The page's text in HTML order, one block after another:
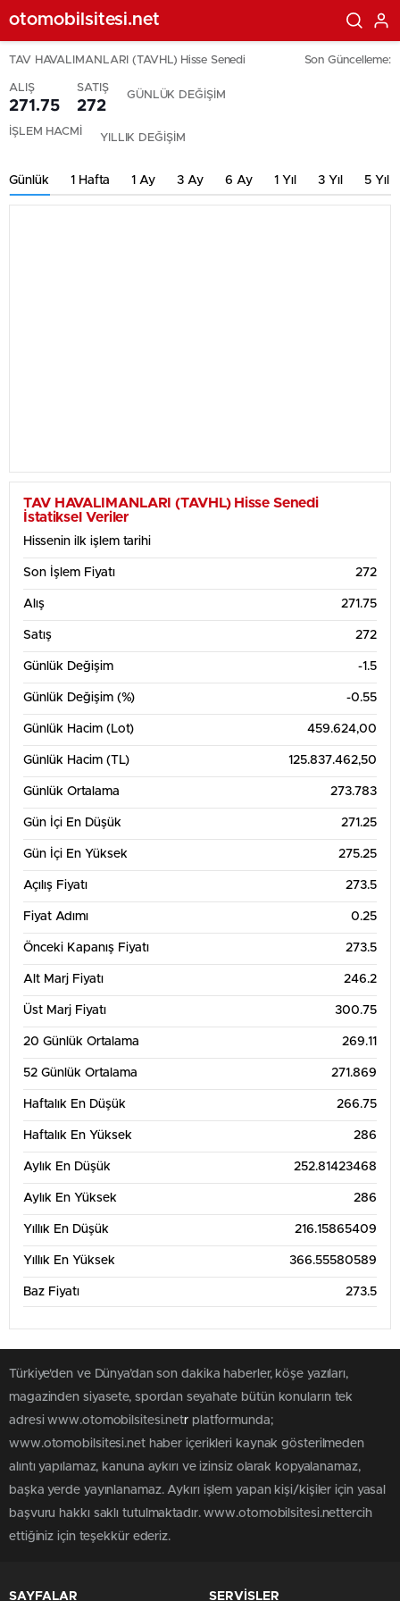
otomobilsitesi.net
TAV HAVALIMANLARI (TAVHL) Hisse Senedi Son Güncelleme:
ALIŞ
271.75
SATIŞ
272
GÜNLÜK DEĞİŞİM
İŞLEM HACMİ YILLIK DEĞİŞİM
Günlük 1 Hafta 1 Ay 3 Ay 6 Ay 1 Yıl 3 Yıl 5 Yıl
TAV HAVALIMANLARI (TAVHL) Hisse Senedi
İstatiksel Veriler
Hissenin ilk işlem tarihi
Son İşlem Fiyatı 272
Alış 271.75
Satış 272
Günlük Değişim -1.5
Günlük Değişim (%) -0.55
Günlük Hacim (Lot) 459.624,00
Günlük Hacim (TL) 125.837.462,50
Günlük Ortalama 273.783
Gün İçi En Düşük 271.25
Gün İçi En Yüksek 275.25
Açılış Fiyatı 273.5
Fiyat Adımı 0.25
Önceki Kapanış Fiyatı 273.5
Alt Marj Fiyatı 246.2
Üst Marj Fiyatı 300.75
20 Günlük Ortalama 269.11
52 Günlük Ortalama 271.869
Haftalık En Düşük 266.75
Haftalık En Yüksek 286
Aylık En Düşük 252.81423468
Aylık En Yüksek 286
Yıllık En Düşük 216.15865409
Yıllık En Yüksek 366.55580589
Baz Fiyatı 273.5
Türkiye'den ve Dünya’dan son dakika haberler, köşe yazıları,
magazinden siyasete, spordan seyahate bütün konuların tek
adresi www.otomobilsitesi.netr platformunda;
www.otomobilsitesi.net haber içerikleri kaynak gösterilmeden
alıntı yapılamaz, kanuna aykırı ve izinsiz olarak kopyalanamaz,
başka yerde yayınlanamaz. Aykırı işlem yapan kişi/kişiler için yasal
başvuru hakkı saklı tutulmaktadır. www.otomobilsitesi.nettercih
ettiğiniz için teşekkür ederiz.
SAYFALAR SERVİSLER